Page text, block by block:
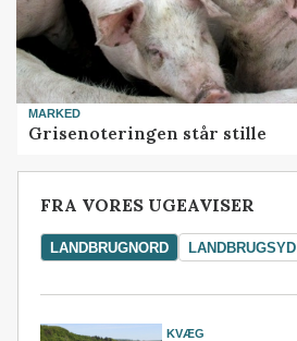
MARKED
Grisenoteringen står stille
FRA VORES UGEAVISER
LANDBRUGNORD LANDBRUGSYD
KVÆG